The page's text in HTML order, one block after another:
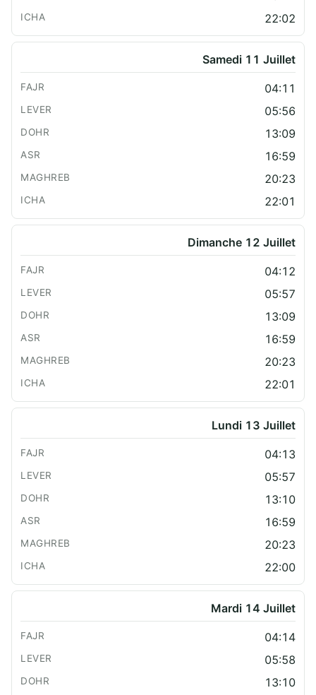
22:02
Samedi 11 Juillet
04:11
05:56
13:09
16:59
20:23
22:01
Dimanche 12 Juillet
04:12
05:57
13:09
16:59
20:23
22:01
Lundi 13 Juillet
04:13
05:57
13:10
16:59
20:23
22:00
Mardi 14 Juillet
04:14
05:58
13:10